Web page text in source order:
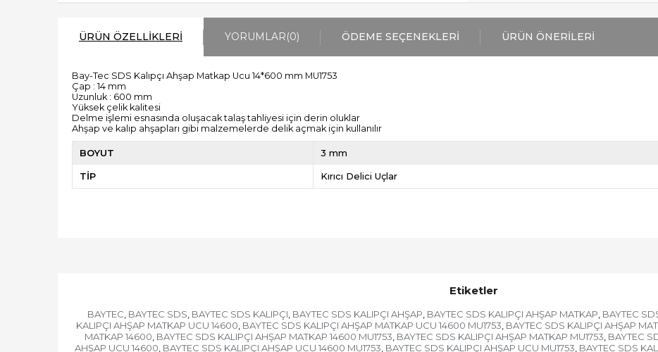
ÜRÜN ÖZELLIKLERI YORUMLAR(0) ÖDEME SEÇENEKLERI ÜRÜN ÖNERILERI
Bay-Tec SDS Kalıpçı Ahşap Matkap Ucu 14*600 mm MU1753
Çap : 14 mm
Uzunluk : 600 mm
Yüksek çelik kalitesi
Delme işlemi esnasında oluşacak talaş tahliyesi için derin oluklar
Ahşap ve kalıp ahşapları gibi malzemelerde delik açmak için kullanılır
BOYUT 3 mm
TİP Kırıcı Delici Uçlar
Etiketler
BAYTEC, BAYTEC SDS, BAYTEC SDS KALIPÇI, BAYTEC SDS KALIPÇI AHŞAP, BAYTEC SDS KALIPÇI AHŞAP MATKAP, BAYTEC
KALIPÇI AHŞAP MATKAP UCU 14600, BAYTEC SDS KALIPÇI AHŞAP MATKAP UCU 14600 MU1753, BAYTEC SDS KALIPÇI AHŞAP
MATKAP 14600, BAYTEC SDS KALIPÇI AHŞAP MATKAP 14600 MU1753, BAYTEC SDS KALIPÇI AHŞAP MATKAP MU1753, BAYTEC
AHŞAP UCU 14600, BAYTEC SDS KALIPÇI AHŞAP UCU 14600 MU1753, BAYTEC SDS KALIPÇI AHŞAP UCU MU1753, BAYTEC SDS